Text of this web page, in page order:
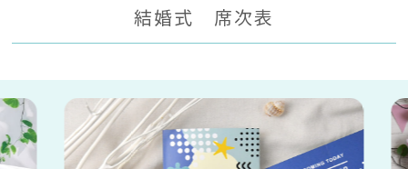
結婚式 席次表